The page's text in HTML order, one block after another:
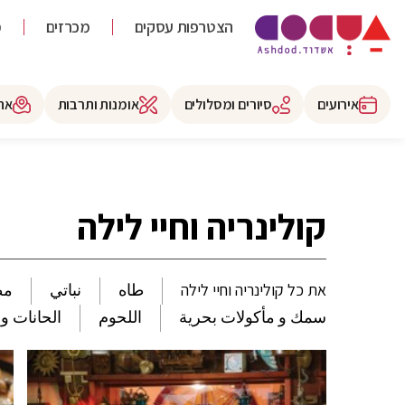
הצטרפות עסקים מכרזים
אירועים סיורים ומסלולים אומנות ותרבות
קולינריה וחיי לילה
את כל קולינריה וחיי לילה طاه نباتي
سمك و مأكولات بحرية
اللحوم الحانات